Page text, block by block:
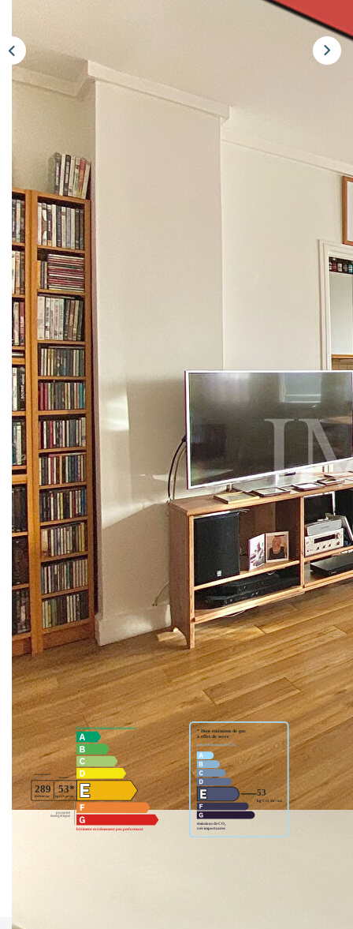
Description
Réf : VM2389
SAUZÉAT IMMOBILIER Montrouge vous propose à la
vente, ce charmant appartement 4 pièces de 67 m² situé en
plein coeur de la résidence Buffalo. Le bâtiment est localisé
au calme et dans la verdure, à seulement quelques minutes
du métro ligne 4 Barbara, des écoles et des commerces
diversifiés.
L'appartement offre une belle luminosité par son quatrième
et dernier étage et un ensoleillement par son exposition
est/ouest. De plus, la configuration est idéale et sans perte
de place.
Le bien est disposé de la manière suivante :
- un séjour double, une cuisine, un dégagement, deux
chambres, une salle de bain et un WC séparé, ainsi qu'une
cave au sous-sol du bâtiment.
- Placement libre de stationnement dans la résidence.
Nos honoraires Nous contacter
Diagnostics énergétiques